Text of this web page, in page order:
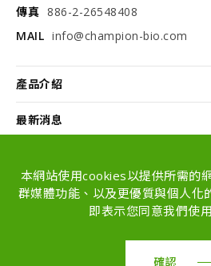
本網站使用cookies以提供所需的
群媒體功能、以及更優質與個人化
即表示您同意我們使
確認
傳真 886-2-26548408
MAIL info@champion-bio.com
產品介紹
最新消息
配方和代工
Copyright ©